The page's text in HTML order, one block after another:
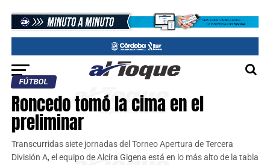
FÚTBOL
Roncedo tomó la cima en el
preliminar
Transcurridas siete jornadas del Torneo Apertura de Tercera
División A, el equipo de Alcira Gigena está en lo más alto de la tabla